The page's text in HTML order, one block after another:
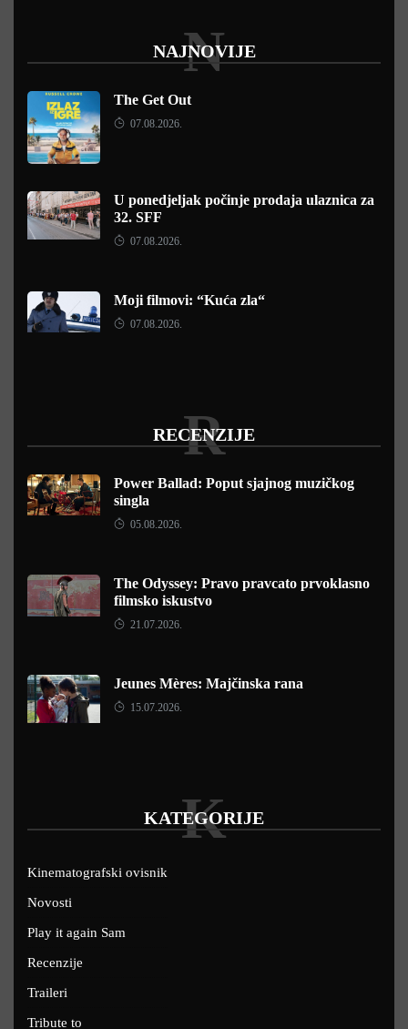
NAJNOVIJE
N
The Get Out
07.08.2026.
U ponedjeljak počinje prodaja ulaznica za
32. SFF
07.08.2026.
Moji filmovi: “Kuća zla“
07.08.2026.
RECENZIJE
R
Power Ballad: Poput sjajnog muzičkog
singla
05.08.2026.
The Odyssey: Pravo pravcato prvoklasno
filmsko iskustvo
21.07.2026.
Jeunes Mères: Majčinska rana
15.07.2026.
KATEGORIJE
K
Kinematografski ovisnik
Novosti
Play it again Sam
Recenzije
Traileri
Tribute to